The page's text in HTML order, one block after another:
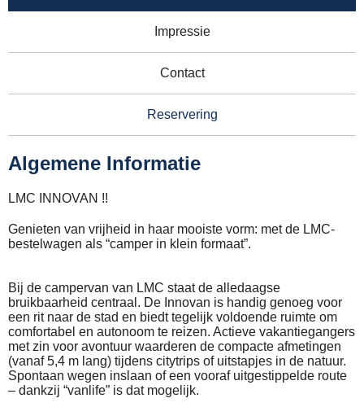
Impressie
Contact
Reservering
Algemene Informatie
LMC INNOVAN !!
Genieten van vrijheid in haar mooiste vorm: met de LMC-
bestelwagen als “camper in klein formaat”.
Bij de campervan van LMC staat de alledaagse
bruikbaarheid centraal. De Innovan is handig genoeg voor
een rit naar de stad en biedt tegelijk voldoende ruimte om
comfortabel en autonoom te reizen. Actieve vakantiegangers
met zin voor avontuur waarderen de compacte afmetingen
(vanaf 5,4 m lang) tijdens citytrips of uitstapjes in de natuur.
Spontaan wegen inslaan of een vooraf uitgestippelde route
– dankzij “vanlife” is dat mogelijk.